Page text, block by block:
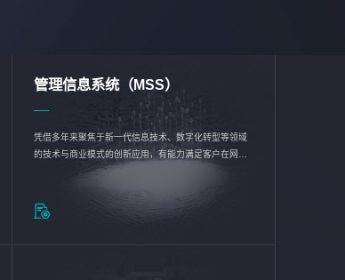
管理信息系统（MSS）
凭借多年来聚焦于新一代信息技术、数字化转型等领域
的技术与商业模式的创新应用，有能力满足客户在网络
优化、运营维护和信息安全防护等方面的需求，为客户